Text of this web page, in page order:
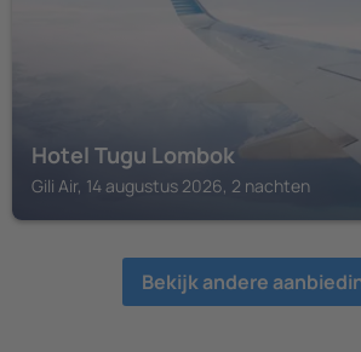
Hotel Tugu Lombok
Gili Air, 14 augustus 2026, 2 nachten
Bekijk andere